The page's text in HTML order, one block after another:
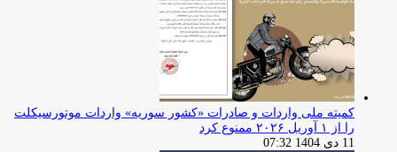
کمیته ملی واردات و صادرات «کشور سوریه» واردات موتورسیکلت
را از ۱ آوریل ۲۰۲۶ ممنوع کرد
11 دی 1404 07:32